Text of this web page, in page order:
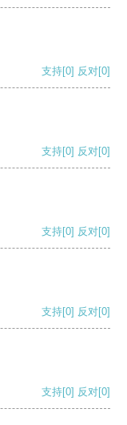
支持[0] 反对[0]
支持[0] 反对[0]
支持[0] 反对[0]
支持[0] 反对[0]
支持[0] 反对[0]